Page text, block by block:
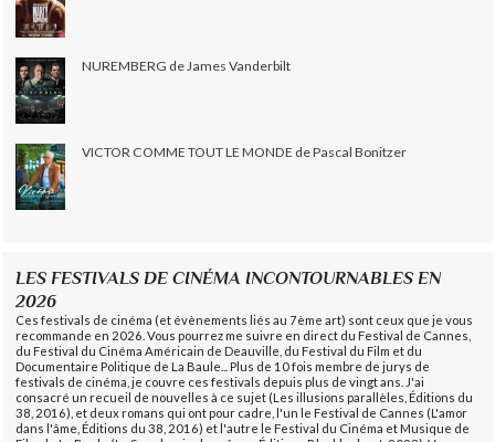
NUREMBERG de James Vanderbilt
VICTOR COMME TOUT LE MONDE de Pascal Bonitzer
LES FESTIVALS DE CINÉMA INCONTOURNABLES EN
2026
Ces festivals de cinéma (et évènements liés au 7ème art) sont ceux que je vous
recommande en 2026. Vous pourrez me suivre en direct du Festival de Cannes,
du Festival du Cinéma Américain de Deauville, du Festival du Film et du
Documentaire Politique de La Baule... Plus de 10 fois membre de jurys de
festivals de cinéma, je couvre ces festivals depuis plus de vingt ans. J'ai
consacré un recueil de nouvelles à ce sujet (Les illusions parallèles, Éditions du
38, 2016), et deux romans qui ont pour cadre, l'un le Festival de Cannes (L'amor
dans l'âme, Éditions du 38, 2016) et l'autre le Festival du Cinéma et Musique de